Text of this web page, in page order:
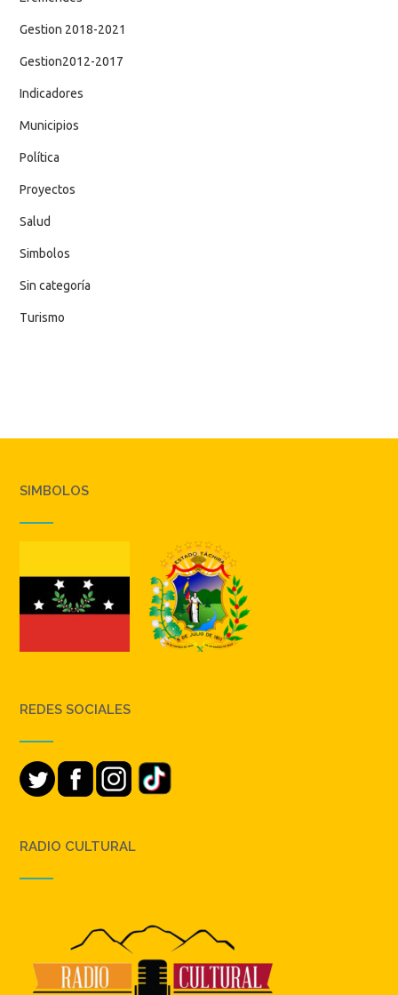
Gestion 2018-2021
Gestion2012-2017
Indicadores
Municipios
Política
Proyectos
Salud
Simbolos
Sin categoría
Turismo
SIMBOLOS
REDES SOCIALES
RADIO CULTURAL